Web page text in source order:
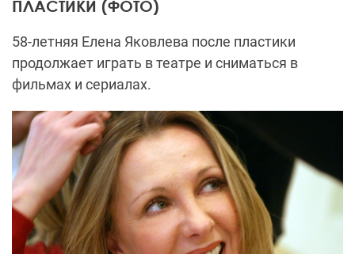
ПЛАСТИКИ (ФОТО)
58-летняя Елена Яковлева после пластики
продолжает играть в театре и сниматься в
фильмах и сериалах.